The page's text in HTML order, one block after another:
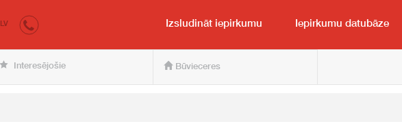
pircējam un pārdevējam
LV Izsludināt iepirkumu Iepirkumu datubāze
Interesējošie Būvieceres